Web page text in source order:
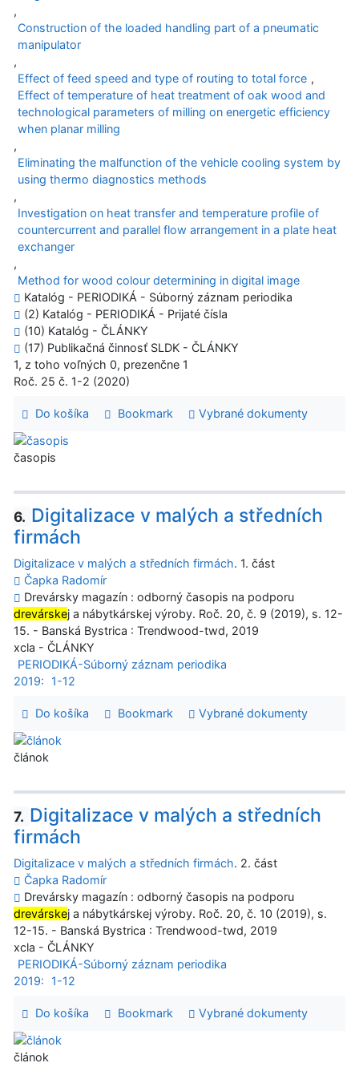
,
Construction of the loaded handling part of a pneumatic
manipulator
,
Effect of feed speed and type of routing to total force ,
Effect of temperature of heat treatment of oak wood and
technological parameters of milling on energetic efficiency
when planar milling
,
Eliminating the malfunction of the vehicle cooling system by
using thermo diagnostics methods
,
Investigation on heat transfer and temperature profile of
countercurrent and parallel flow arrangement in a plate heat
exchanger
,
Method for wood colour determining in digital image
Katalóg - PERIODIKÁ - Súborný záznam periodika
(2) Katalóg - PERIODIKÁ - Prijaté čísla
(10) Katalóg - ČLÁNKY
(17) Publikačná činnosť SLDK - ČLÁNKY
1, z toho voľných 0, prezenčne 1
Roč. 25 č. 1-2 (2020)
Do košíka Bookmark Vybrané dokumenty
časopis
6. Digitalizace v malých a středních
firmách
Digitalizace v malých a středních firmách. 1. část
Čapka Radomír
Drevársky magazín : odborný časopis na podporu
drevárskej a nábytkárskej výroby. Roč. 20, č. 9 (2019), s. 12-
15. - Banská Bystrica : Trendwood-twd, 2019
xcla - ČLÁNKY
PERIODIKÁ-Súborný záznam periodika
2019:
1-12
Do košíka Bookmark Vybrané dokumenty
článok
7. Digitalizace v malých a středních
firmách
Digitalizace v malých a středních firmách. 2. část
Čapka Radomír
Drevársky magazín : odborný časopis na podporu
drevárskej a nábytkárskej výroby. Roč. 20, č. 10 (2019), s.
12-15. - Banská Bystrica : Trendwood-twd, 2019
xcla - ČLÁNKY
PERIODIKÁ-Súborný záznam periodika
2019:
1-12
Do košíka Bookmark Vybrané dokumenty
článok